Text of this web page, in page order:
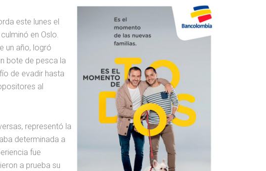
este lunes el
en Oslo.
un año, logró
bote de pesca la
de evadir hasta
al
representó la
determinada a
fue
a prueba su